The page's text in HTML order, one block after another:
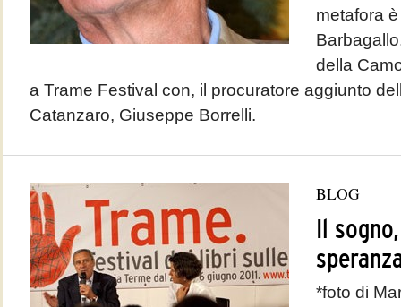
metafora
della
a Trame Festival con, il procuratore aggiunto
Catanzaro, Giuseppe Borrelli.
BLOG
Il
*foto di